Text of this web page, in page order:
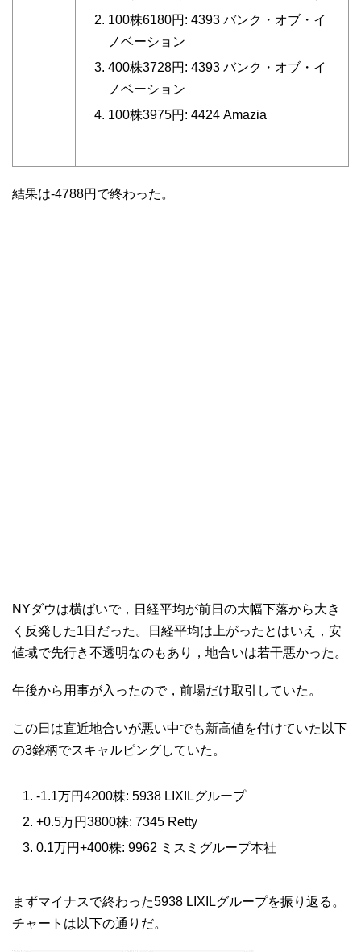
100株6180円: 4393 バンク・オブ・イ
ノベーション
400株3728円: 4393 バンク・オブ・イ
ノベーション
100株3975円: 4424 Amazia
結果は-4788円で終わった。
NYダウは横ばいで，日経平均が前日の大幅下落から大き
く反発した1日だった。日経平均は上がったとはいえ，安
値域で先行き不透明なのもあり，地合いは若干悪かった。
午後から用事が入ったので，前場だけ取引していた。
この日は直近地合いが悪い中でも新高値を付けていた以下
の3銘柄でスキャルピングしていた。
-1.1万円4200株: 5938 LIXILグループ
+0.5万円3800株: 7345 Retty
0.1万円+400株: 9962 ミスミグループ本社
まずマイナスで終わった5938 LIXILグループを振り返る。
チャートは以下の通りだ。